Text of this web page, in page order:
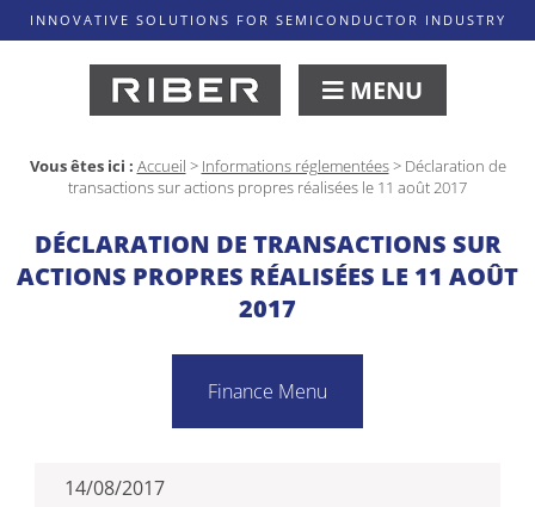
INNOVATIVE SOLUTIONS FOR SEMICONDUCTOR INDUSTRY
MENU
Vous êtes ici : Accueil > Informations réglementées> Déclaration de
transactions sur actions propres réalisées le 11 août 2017
DÉCLARATION DE TRANSACTIONS SUR
ACTIONS PROPRES RÉALISÉES LE 11 AOÛT
2017
Finance Menu
14/08/2017